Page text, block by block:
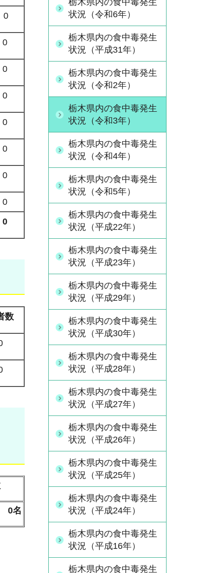
0
0
0
0
0
0
0
0
0
数
0名
栃木県内の食中毒発生
状況（令和6年）
栃木県内の食中毒発生
状況（平成31年）
栃木県内の食中毒発生
状況（令和2年）
栃木県内の食中毒発生
状況（令和3年）
栃木県内の食中毒発生
状況（令和4年）
栃木県内の食中毒発生
状況（令和5年）
栃木県内の食中毒発生
状況（平成22年）
栃木県内の食中毒発生
状況（平成23年）
栃木県内の食中毒発生
状況（平成29年）
栃木県内の食中毒発生
状況（平成30年）
栃木県内の食中毒発生
状況（平成28年）
栃木県内の食中毒発生
状況（平成27年）
栃木県内の食中毒発生
状況（平成26年）
栃木県内の食中毒発生
状況（平成25年）
栃木県内の食中毒発生
状況（平成24年）
栃木県内の食中毒発生
状況（平成16年）
栃木県内の食中毒発生